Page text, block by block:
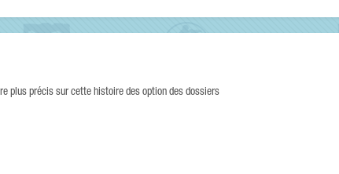
plus précis sur cette histoire des option des dossiers